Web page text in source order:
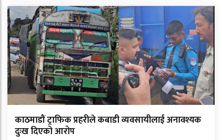
काठमाडौं ट्राफिक प्रहरीले कबाडी व्यवसायीलाई अनावश्यक
दुःख दिएको आरोप